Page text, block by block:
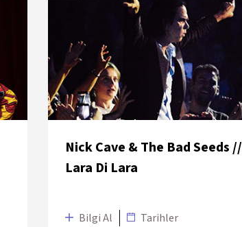
Nick Cave & The Bad Seeds //
Lara Di Lara
Bilgi Al Tarihler
MEKÂN
12 Temmuz
2018
Zorlu PSM Drama
Sahnesi